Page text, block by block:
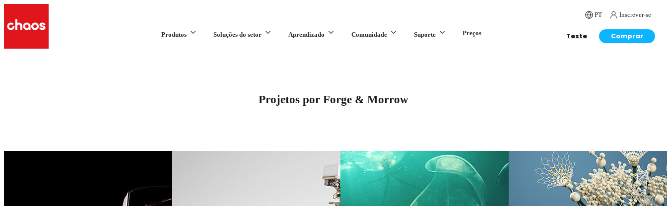
PT Inscrever-se
Produtos Soluções do setor Aprendizado Comunidade Suporte Preços Teste Comprar
Projetos por Forge & Morrow